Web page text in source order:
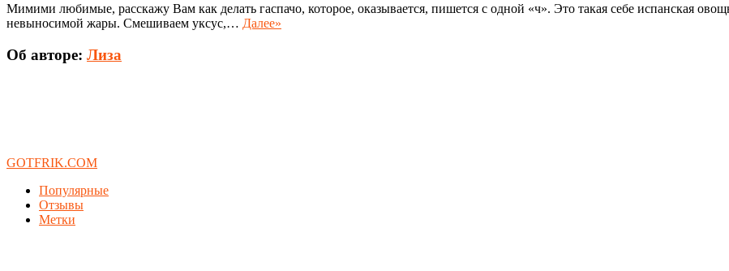
Мимими любимые, расскажу Вам как делать гаспачо, которое, оказывается, пишется с одной «ч». Это такая себе испанская
невыносимой жары. Смешиваем уксус,… Далее»
Об авторе: Лиза
GOTFRIK.COM
Популярные
Отзывы
Метки